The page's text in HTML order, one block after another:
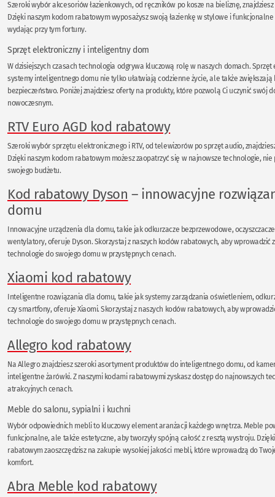
Szeroki wybór akcesoriów łazienkowych, od ręczników po kosze na bieliznę,
Dzięki naszym kodom rabatowym wyposażysz swoją łazienkę w stylowe i
wydając przy tym fortuny.
Sprzęt elektroniczny i inteligentny dom
W dzisiejszych czasach technologia odgrywa kluczową rolę w naszych domach. Sprzęt
systemy inteligentnego domu nie tylko ułatwiają codzienne życie, ale także zwiększają
bezpieczeństwo. Poniżej znajdziesz oferty na produkty, które pozwolą Ci uczynić swój
nowoczesnym.
RTV Euro AGD kod rabatowy
Szeroki wybór sprzętu elektronicznego i RTV, od telewizorów po sprzęt audio, znajdziesz
Dzięki naszym kodom rabatowym możesz zaopatrzyć się w najnowsze technologie, nie
swojego budżetu.
Kod rabatowy Dyson – innowacyjne
domu
Innowacyjne urządzenia dla domu, takie jak odkurzacze bezprzewodowe,
wentylatory, oferuje Dyson. Skorzystaj z naszych kodów rabatowych, aby wprowadzić
technologie do swojego domu w przystępnych cenach.
Xiaomi kod rabatowy
Inteligentne rozwiązania dla domu, takie jak systemy zarządzania oświetleniem,
czy smartfony, oferuje Xiaomi. Skorzystaj z naszych kodów rabatowych, aby
technologie do swojego domu w przystępnych cenach.
Allegro kod rabatowy
Na Allegro znajdziesz szeroki asortyment produktów do inteligentnego domu, od
inteligentne żarówki. Z naszymi kodami rabatowymi zyskasz dostęp do najnowszych
atrakcyjnych cenach.
Meble do salonu, sypialni i kuchni
Wybór odpowiednich mebli to kluczowy element aranżacji każdego wnętrza. Meble
funkcjonalne, ale także estetyczne, aby tworzyły spójną całość z resztą wystroju.
rabatowym zaoszczędzisz na zakupie wysokiej jakości mebli, które wprowadzą do
komfort.
Abra Meble kod rabatowy